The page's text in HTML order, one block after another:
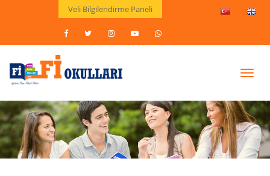
Veli Bilgilendirme Paneli